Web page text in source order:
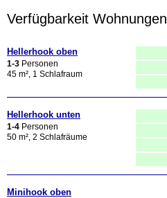
Verfügbarkeit Wohnungen
Hellerhook oben
1-3 Personen
45 m², 1 Schlafraum
Hellerhook unten
1-4 Personen
50 m², 2 Schlafräume
Minihook oben